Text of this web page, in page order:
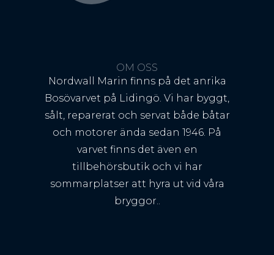
OM OSS
Nordwall Marin finns på det anrika
Bosövarvet på Lidingö. Vi har byggt,
sålt, reparerat och servat både båtar
och motorer ända sedan 1946. På
varvet finns det även en
tillbehörsbutik och vi har
sommarplatser att hyra ut vid våra
bryggor..